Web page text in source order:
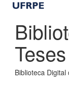
Biblioteca